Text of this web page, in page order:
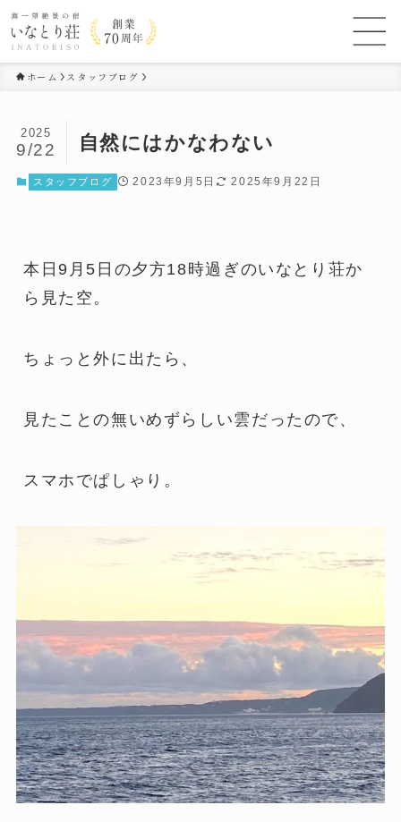
ホーム スタッフブログ
自然にはかなわない
2025
9/22
スタッフブログ 2023年9月5日 2025年9月22日
本日9月5日の夕方18時過ぎのいなとり荘か
ら見た空。
ちょっと外に出たら、
見たことの無いめずらしい雲だったので、
スマホでぱしゃり。